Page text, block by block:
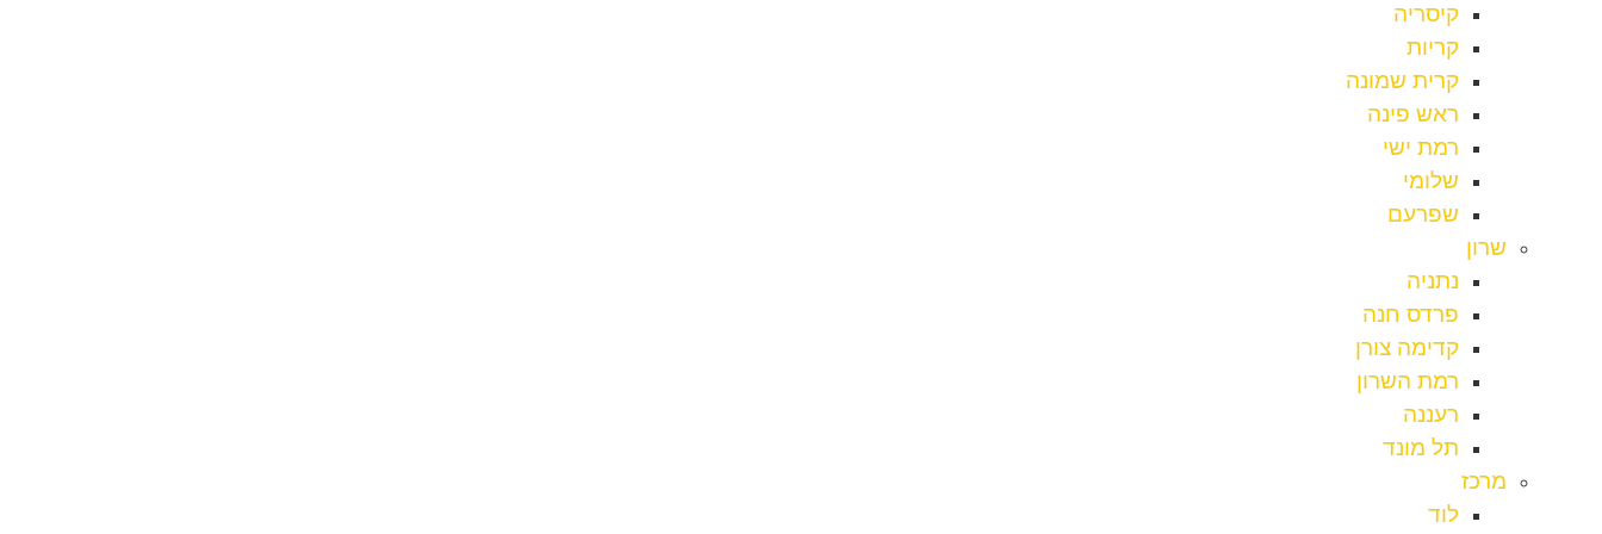
קיסריה
קריות
קרית שמונה
ראש פינה
רמת ישי
שלומי
שפרעם
שרון
נתניה
פרדס חנה
קדימה צורן
רמת השרון
רעננה
תל מונד
מרכז
לוד